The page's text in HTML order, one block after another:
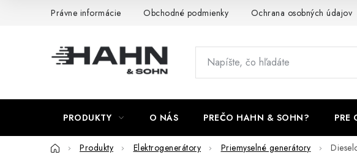
Právne informácie Obchodné podmienky Ochrana osobných údajov
PRODUKTY O NÁS PREČO HAHN & SOHN? PRE
DomovProdukty Elektrogenerátory Priemyselné generátory